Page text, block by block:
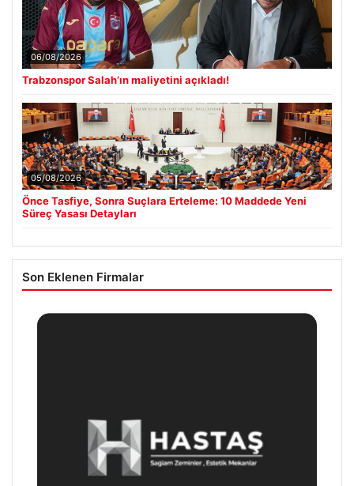
06/08/2026
Trabzonspor Salah’ın maliyetini açıkladı!
05/08/2026
Önce Tasfiye, Sonra Suçlara Erteleme: 10 Maddede Yeni
Süreç Yasası Detayları
Son Eklenen Firmalar